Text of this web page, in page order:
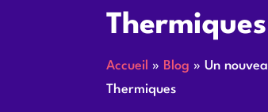
Thermiques
Accueil » Blog »Un
Thermiques